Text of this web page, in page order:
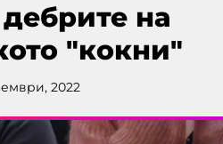
на
"кокни"
2022